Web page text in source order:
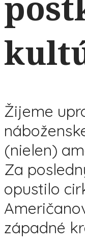
Žijeme
(nielen)
Za
opustilo
západné